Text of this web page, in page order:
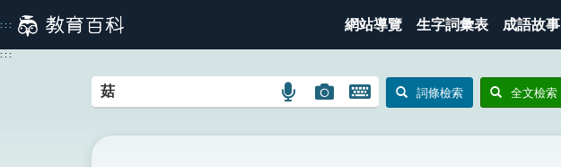
到
主
::: 網站導覽 生字詞彙表 成語故事
:::
語
搜
圖
搜
開
鍵
詞條檢索 全文檢索